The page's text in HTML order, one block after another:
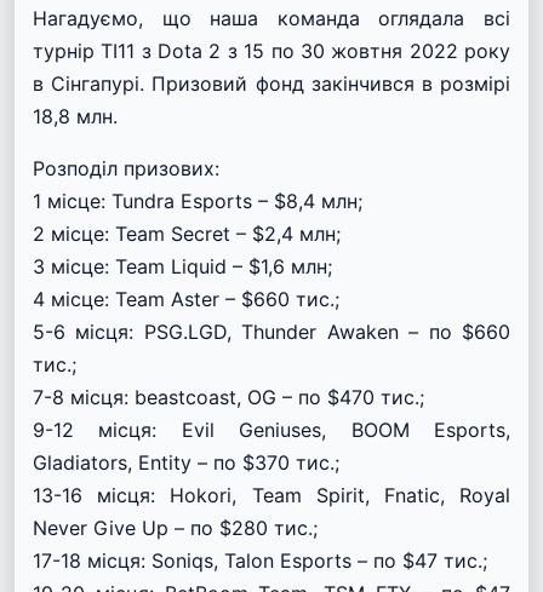
Нагадуємо, що наша команда оглядала всі
турнір TI11 з Dota 2 з 15 по 30 жовтня 2022 року
в Сінгапурі. Призовий фонд закінчився в розмірі
18,8 млн.
Розподіл призових:
1 місце: Tundra Esports – $8,4 млн;
2 місце: Team Secret – $2,4 млн;
3 місце: Team Liquid – $1,6 млн;
4 місце: Team Aster – $660 тис.;
5-6 місця: PSG.LGD, Thunder Awaken – по $660
тис.;
7-8 місця: beastcoast, OG – по $470 тис.;
9-12 місця: Evil Geniuses, BOOM Esports,
Gladiators, Entity – по $370 тис.;
13-16 місця: Hokori, Team Spirit, Fnatic, Royal
Never Give Up – по $280 тис.;
17-18 місця: Soniqs, Talon Esports – по $47 тис.;